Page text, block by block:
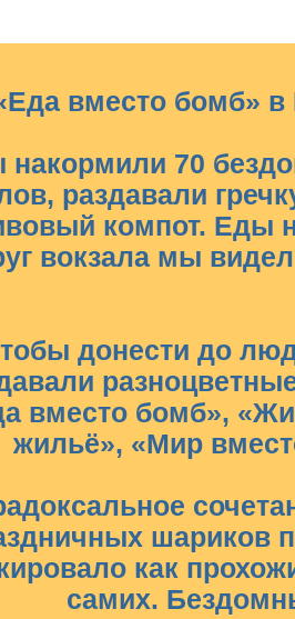
вместо бомб» в
70
раздавали
компот. Еды
вокзала мы
донести до
вместо бомб»,
жильё», «Мир
шариков
как
самих.